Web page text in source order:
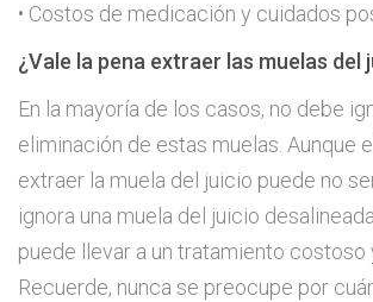
• Costos de medicación y cuidados
¿Vale la pena extraer las muelas del
En la mayoría de los casos, no debe
eliminación de estas muelas. Aunque
extraer la muela del juicio puede no
ignora una muela del juicio
puede llevar a un tratamiento costoso
Recuerde, nunca se preocupe por